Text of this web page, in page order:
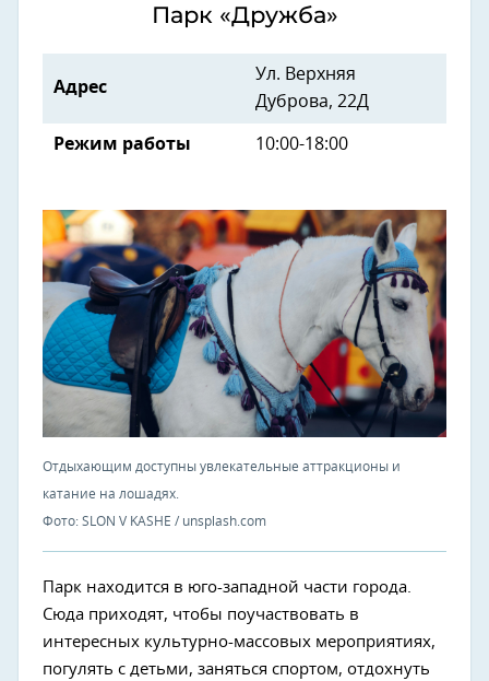
Парк «Дружба»
Адрес
Ул. Верхняя
Дуброва, 22Д
Режим работы 10:00-18:00
Отдыхающим доступны увлекательные аттракционы и
катание на лошадях.
Фото: SLON V KASHE / unsplash.com
Парк находится в юго-западной части города.
Сюда приходят, чтобы поучаствовать в
интересных культурно-массовых мероприятиях,
погулять с детьми, заняться спортом, отдохнуть